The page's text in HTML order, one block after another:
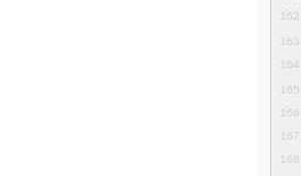
162
163
164
165
166
167
168